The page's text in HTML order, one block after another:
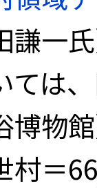
謙一
ては
博物
村＝